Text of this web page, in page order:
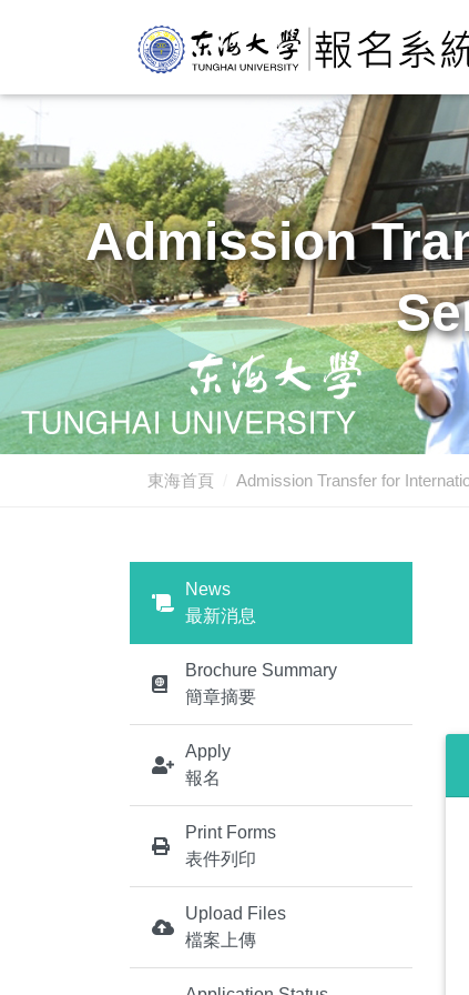
Admission
東海首頁 Admission Transfer for
News
最新消息
Brochure Summary
簡章摘要
Apply
報名
Print Forms
表件列印
Upload Files
檔案上傳